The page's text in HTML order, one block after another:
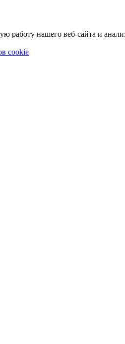
нашего веб-сайта и
cookie